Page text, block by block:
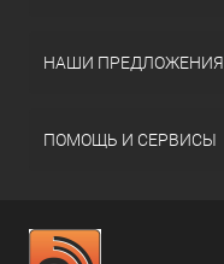
НАШИ ПРЕДЛОЖЕНИЯ
ПОМОЩЬ И СЕРВИСЫ